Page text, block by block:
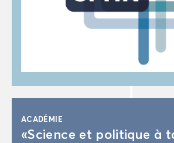
ACA­DÉ­MIE
«Science et po­li­tique à